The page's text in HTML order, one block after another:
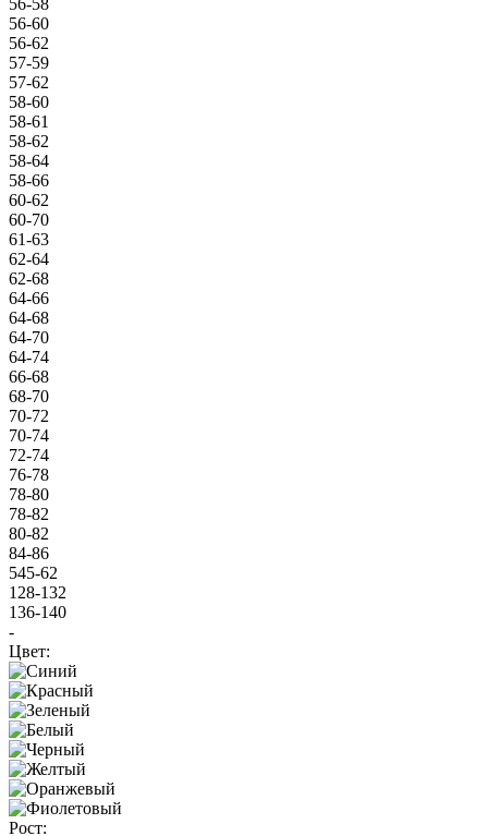
56-60
56-62
57-59
57-62
58-60
58-61
58-62
58-64
58-66
60-62
60-70
61-63
62-64
62-68
64-66
64-68
64-70
64-74
66-68
68-70
70-72
70-74
72-74
76-78
78-80
78-82
80-82
84-86
545-62
128-132
136-140
-
Цвет:
Рост: